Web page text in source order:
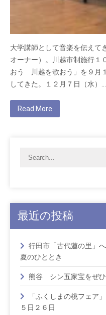
大学講師として音楽を伝えて
オーナー）。川越市制施行１
おう 川越を歌おう」を９月
してきた。１２月７日（水）…
Read More
最近の投稿
行田市「古代蓮の里」
夏のひととき
熊谷 シン五家宝をぜひ
「ふくしまの桃フェア
５日２６日